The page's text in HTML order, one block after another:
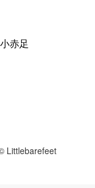
赤足
Littlebarefeet